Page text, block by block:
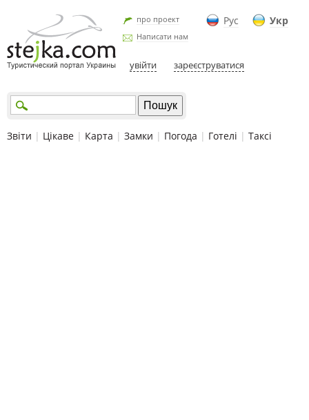
Рус Укр
про проект
Написати нам
увійти зареєструватися
Звіти | Цікаве | Карта | Замки | Погода | Готелі | Таксі